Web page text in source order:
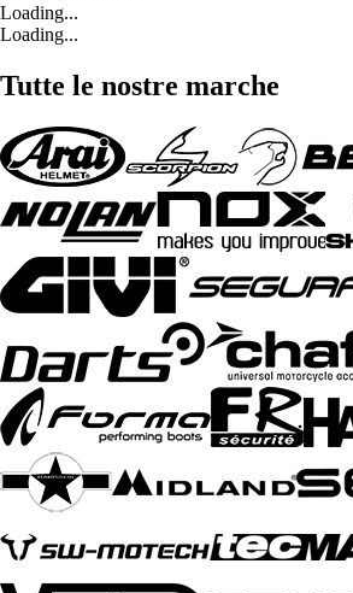
Loading...
Loading...
Tutte le nostre marche